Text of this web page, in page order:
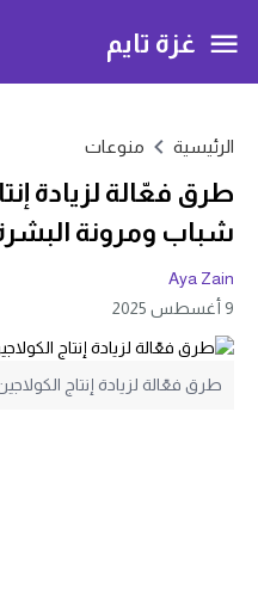
غزة تايم
الرئيسية منوعات
طرق فعّالة لزيادة
شباب ومرونة
Aya Zain
9 أغسطس 2025
طرق فعّالة لزيادة إنتاج